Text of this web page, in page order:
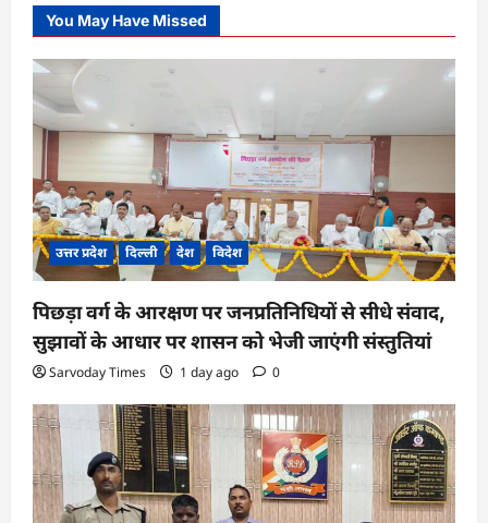
You May Have Missed
उत्तर प्रदेश दिल्ली देश विदेश
पिछड़ा वर्ग के आरक्षण पर जनप्रतिनिधियों से सीधे संवाद,
सुझावों के आधार पर शासन को भेजी जाएंगी संस्तुतियां
Sarvoday Times 1 day ago 0